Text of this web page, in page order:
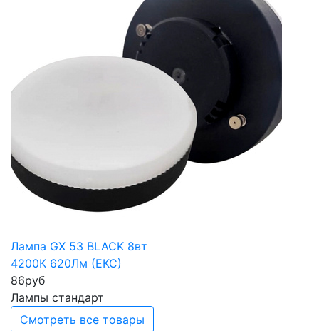
Лампа GX 53 BLACK 8вт
4200К 620Лм (ЕКС)
86руб
Лампы стандарт
Смотреть все товары